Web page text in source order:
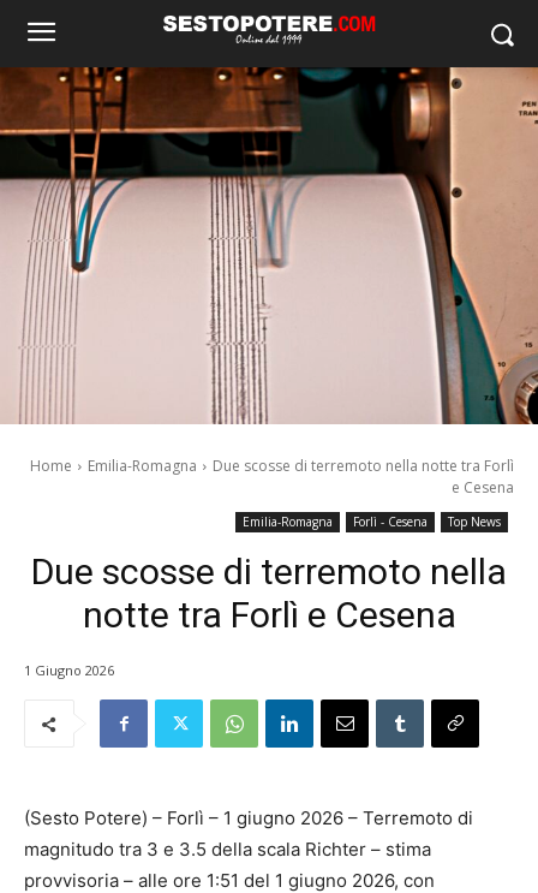
Home Emilia-Romagna
Due scosse di terremoto nella notte tra Forlì
e Cesena
Emilia-Romagna Forlì - Cesena Top News
Due scosse di terremoto nella
notte tra Forlì e Cesena
1 Giugno 2026
(Sesto Potere) – Forlì – 1 giugno 2026 – Terremoto di
magnitudo tra 3 e 3.5 della scala Richter – stima
provvisoria – alle ore 1:51 del 1 giugno 2026, con